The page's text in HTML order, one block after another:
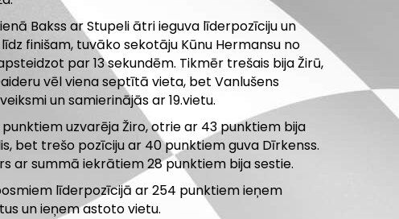
Bakss ar Stupeli ātri ieguva līderpozīciju un
finišam, tuvāko sekotāju Kūnu Hermansu no
par 13 sekundēm. Tikmēr trešais bija Žirū,
vēl viena septītā vieta, bet Vanlušens
un samierinājās ar 19.vietu.
uzvarēja Žiro, otrie ar 43 punktiem bija
bet trešo pozīciju ar 40 punktiem guva Dīrkenss.
ar summā iekrātiem 28 punktiem bija sestie.
līderpozīcijā ar 254 punktiem ieņem
un ieņem astoto vietu.